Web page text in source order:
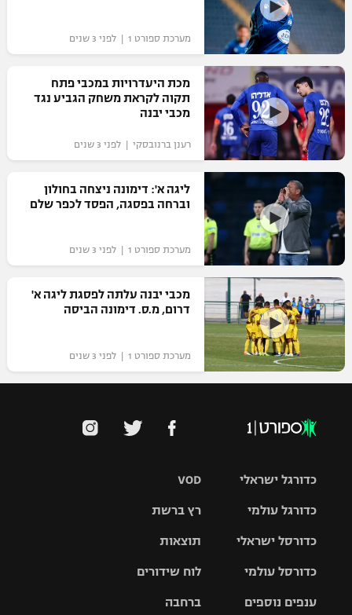
מערכת ספורט 1 | לפני 3 שנים
מכת היעדרויות במכבי פתח
תקוה לקראת משחק הגביע נגד
מכבי יבנה
רענן ברנובסקי | לפני 3 שנים
ליגה א': דימונה ניצחה בחולון
וברחה בפסגה, הפסד לכפר שלם
מערכת ספורט 1 | לפני 3 שנים
מכבי יבנה עלתה לפסגת ליגה א'
דרום, מ.ס. דימונה הביסה
מערכת ספורט 1 | לפני 3 שנים
VOD
רץ ברשת
תוצאות
לוח שידורים
ברחבה
כדורגל ישראלי
גביע הטוטו
כדורגל עולמי
האלופות
ליגה
כדורסל ישראלי
סל
כדורסל עולמי
ענפים נוספים